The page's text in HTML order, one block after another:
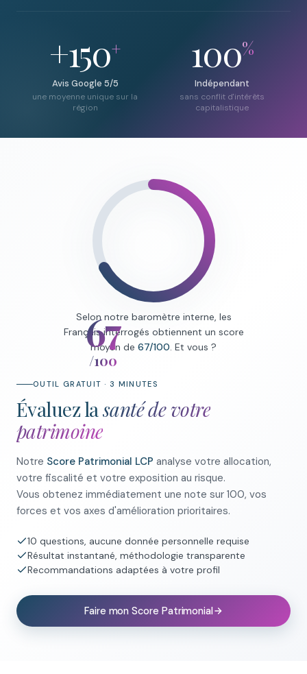
+150+
Avis Google 5/5
une moyenne unique sur la
région
100%
Indépendant
sans conflit d'intérêts
capitalistique
OUTIL GRATUIT · 3 MINUTES
Évaluez lasanté de votre
patrimoine
Notre Score Patrimonial LCP analyse votre allocation,
votre fiscalité et votre exposition au risque.
Vous obtenez immédiatement une note sur 100, vos
forces et vos axes d'amélioration prioritaires.
10 questions, aucune donnée personnelle requise
Résultat instantané, méthodologie transparente
Recommandations adaptées à votre profil
Faire mon Score Patrimonial
67
/100
Selon notre baromètre interne, les
Français interrogés obtiennent un score
moyen de 67/100. Et vous ?